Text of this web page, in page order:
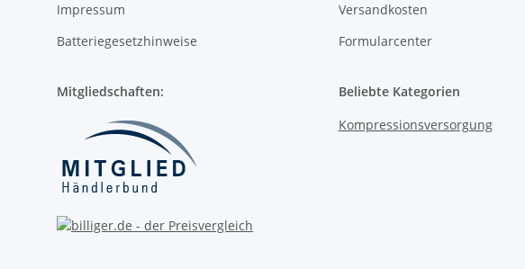
Impressum
Batteriegesetzhinweise
Versandkosten
Formularcenter
Mitgliedschaften:
Beliebte Kategorien
Kompressionsversorgung